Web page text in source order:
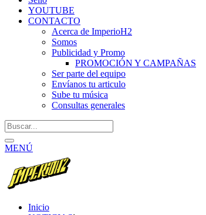
YOUTUBE
CONTACTO
Acerca de ImperioH2
Somos
Publicidad y Promo
PROMOCIÓN Y CAMPAÑAS
Ser parte del equipo
Envíanos tu articulo
Sube tu música
Consultas generales
MENÚ
Inicio